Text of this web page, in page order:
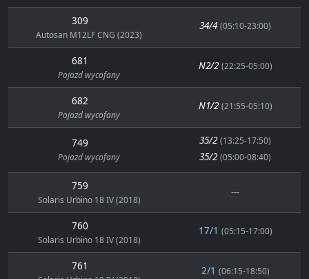
309
Autosan M12LF CNG (2023)
34/4 (05:10-23:00)
681
Pojazd wycofany
N2/2 (22:25-05:00)
682
Pojazd wycofany
N1/2 (21:55-05:10)
749
Pojazd wycofany
35/2 (13:25-17:50)
35/2 (05:00-08:40)
759
Solaris Urbino 18 IV (2018)
---
760
Solaris Urbino 18 IV (2018)
17/1 (05:15-17:00)
761 2/1 (06:15-18:50)